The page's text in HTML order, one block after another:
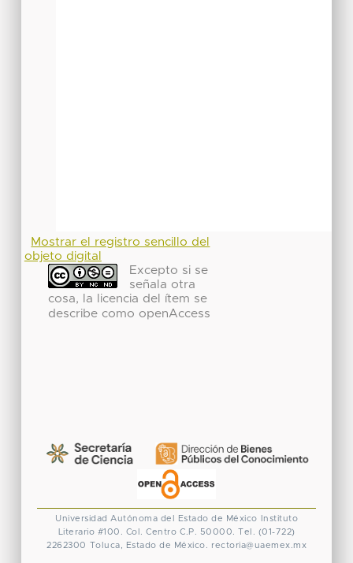
Mostrar el registro sencillo del
objeto digital
Excepto si se
señala otra
cosa, la licencia del ítem se
describe como openAccess
Universidad Autónoma del Estado de México
Instituto
Literario #100. Col. Centro C.P. 50000. Tel. (01-722)
2262300 Toluca, Estado de México. rectoria@uaemex.mx